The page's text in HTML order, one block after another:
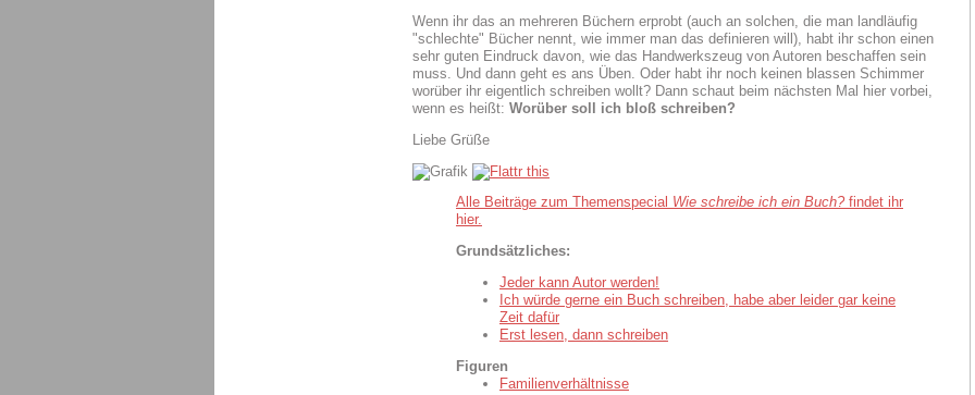
Wenn ihr das an mehreren Büchern erprobt (auch an solchen, die man landläufig
"schlechte" Bücher nennt, wie immer man das definieren will), habt ihr schon einen
sehr guten Eindruck davon, wie das Handwerkszeug von Autoren beschaffen sein
muss. Und dann geht es ans Üben. Oder habt ihr noch keinen blassen Schimmer
worüber ihr eigentlich schreiben wollt? Dann schaut beim nächsten Mal hier vorbei,
wenn es heißt: Worüber soll ich bloß schreiben?
Liebe Grüße
Alle Beiträge zum Themenspecial Wie schreibe ich ein Buch?findet ihr
hier.
Grundsätzliches:
Jeder kann Autor werden!
Ich würde gerne ein Buch schreiben, habe aber leider gar keine
Zeit dafür
Erst lesen, dann schreiben
Figuren
Familienverhältnisse